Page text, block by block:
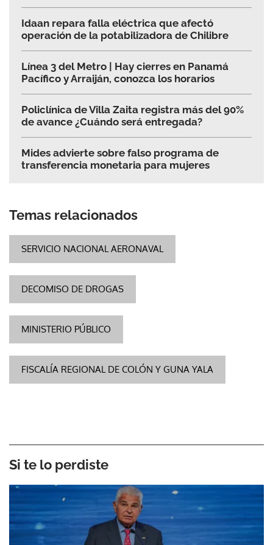
Idaan repara falla eléctrica que afectó
operación de la potabilizadora de Chilibre
Línea 3 del Metro | Hay cierres en Panamá
Pacífico y Arraiján, conozca los horarios
Policlínica de Villa Zaita registra más del 90%
de avance ¿Cuándo será entregada?
Mides advierte sobre falso programa de
transferencia monetaria para mujeres
Temas relacionados
SERVICIO NACIONAL AERONAVAL
DECOMISO DE DROGAS
MINISTERIO PÚBLICO
FISCALÍA REGIONAL DE COLÓN Y GUNA YALA
Si te lo perdiste